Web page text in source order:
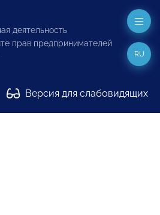
деятельность
прав предпринимателей
Версия для слабовидящих
RU